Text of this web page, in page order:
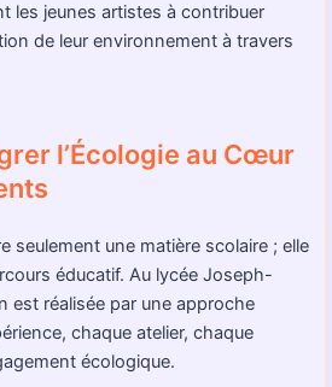
les jeunes artistes à contribuer
de leur environnement à travers
l’Écologie au Cœur
seulement une matière scolaire ; elle
éducatif. Au lycée Joseph-
est réalisée par une approche
chaque atelier, chaque
écologique.